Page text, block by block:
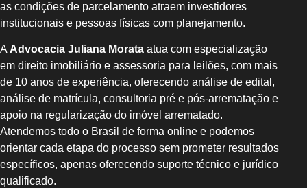
as condições de parcelamento atraem investidores
institucionais e pessoas físicas com planejamento.
A Advocacia Juliana Morata atua com especialização
em direito imobiliário e assessoria para leilões, com mais
de 10 anos de experiência, oferecendo análise de edital,
análise de matrícula, consultoria pré e pós-arrematação e
apoio na regularização do imóvel arrematado.
Atendemos todo o Brasil de forma online e podemos
orientar cada etapa do processo sem prometer resultados
específicos, apenas oferecendo suporte técnico e jurídico
qualificado.